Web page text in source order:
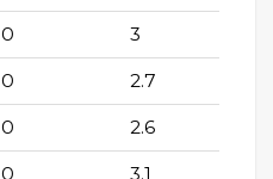
0 3
0 2.7
0 2.6
0 3.1